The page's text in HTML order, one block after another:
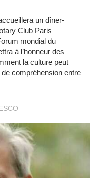
un dîner-
Club Paris
mondial du
à l’honneur des
la culture peut
compréhension entre